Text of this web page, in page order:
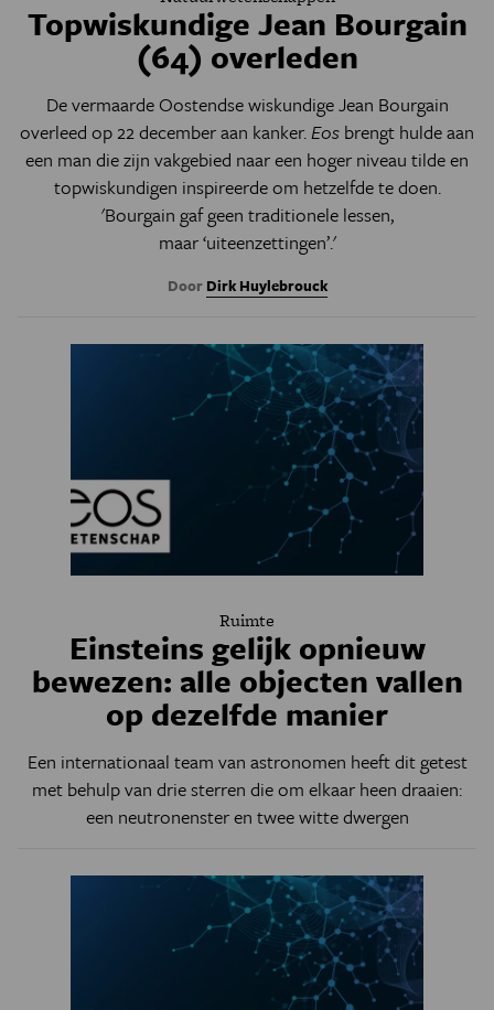
Topwiskundige Jean Bourgain
(64) overleden
De vermaarde Oostendse wiskundige Jean Bourgain
overleed op 22 december aan kanker.Eos brengt hulde aan
een man die zijn vakgebied naar een hoger niveau tilde en
topwiskundigen inspireerde om hetzelfde te doen.
'Bourgain gaf geen traditionele lessen,
maar ‘uiteenzettingen’.'
Door Dirk Huylebrouck
Ruimte
Einsteins gelijk opnieuw
bewezen: alle objecten vallen
op dezelfde manier
Een internationaal team van astronomen heeft dit getest
met behulp van drie sterren die om elkaar heen draaien:
een neutronenster en twee witte dwergen